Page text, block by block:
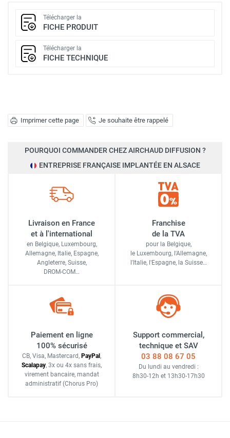
Imprimer cette page Je souhaite être rappelé
Télécharger la
FICHE PRODUIT
Télécharger la
FICHE TECHNIQUE
POURQUOI COMMANDER CHEZ AIRCHAUD DIFFUSION ?
ENTREPRISE FRANÇAISE IMPLANTÉE EN ALSACE
Livraison en France
et à l'international
en Belgique, Luxembourg,
Allemagne, Italie, Espagne,
Angleterre, Suisse,
DROM-COM…
Franchise
de la TVA
pour la Belgique,
le Luxembourg, l'Allemagne,
l'Italie, l'Espagne, la Suisse…
Paiement en ligne
100% sécurisé
CB, Visa, Mastercard, PayPal ,
Scalapay, 3x ou 4x sans frais,
virement bancaire, mandat
administratif (Chorus Pro)
Support commercial,
technique et SAV
03 88 08 67 05
Du lundi au vendredi :
8h30-12h et 13h30-17h30